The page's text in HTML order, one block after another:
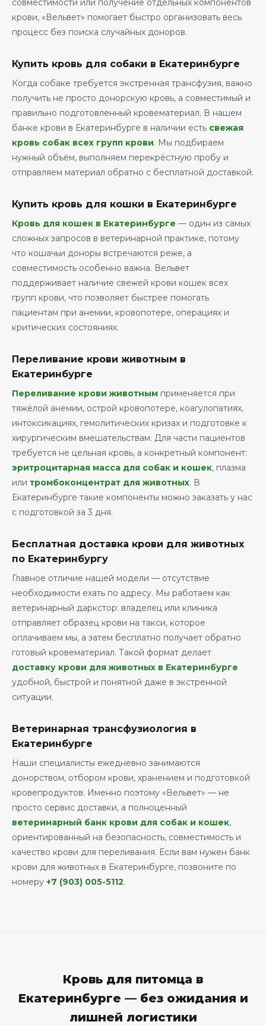
совместимости или получение отдельных компонентов
крови, «Вельвет» помогает быстро организовать весь
процесс без поиска случайных доноров.
Купить кровь для собаки в Екатеринбурге
Когда собаке требуется экстренная трансфузия, важно
получить не просто донорскую кровь, а совместимый и
правильно подготовленный кровематериал. В нашем
банке крови в Екатеринбурге в наличии есть свежая
кровь собак всех групп крови. Мы подбираем
нужный объём, выполняем перекрёстную пробу и
отправляем материал обратно с бесплатной доставкой.
Купить кровь для кошки в Екатеринбурге
Кровь для кошек в Екатеринбурге — один из самых
сложных запросов в ветеринарной практике, потому
что кошачьи доноры встречаются реже, а
совместимость особенно важна. Вельвет
поддерживает наличие свежей крови кошек всех
групп крови, что позволяет быстрее помогать
пациентам при анемии, кровопотере, операциях и
критических состояниях.
Переливание крови животным в
Екатеринбурге
Переливание крови животным применяется при
тяжёлой анемии, острой кровопотере, коагулопатиях,
интоксикациях, гемолитических кризах и подготовке к
хирургическим вмешательствам. Для части пациентов
требуется не цельная кровь, а конкретный компонент:
эритроцитарная масса для собак и кошек, плазма
или тромбоконцентрат для животных. В
Екатеринбурге такие компоненты можно заказать у нас
с подготовкой за 3 дня.
Бесплатная доставка крови для животных
по Екатеринбургу
Главное отличие нашей модели — отсутствие
необходимости ехать по адресу. Мы работаем как
ветеринарный даркстор: владелец или клиника
отправляет образец крови на такси, которое
оплачиваем мы, а затем бесплатно получает обратно
готовый кровематериал. Такой формат делает
доставку крови для животных в Екатеринбурге
удобной, быстрой и понятной даже в экстренной
ситуации.
Ветеринарная трансфузиология в
Екатеринбурге
Наши специалисты ежедневно занимаются
донорством, отбором крови, хранением и подготовкой
кровепродуктов. Именно поэтому «Вельвет» — не
просто сервис доставки, а полноценный
ветеринарный банк крови для собак и кошек,
ориентированный на безопасность, совместимость и
качество крови для переливания. Если вам нужен банк
крови для животных в Екатеринбурге, позвоните по
номеру +7 (903) 005-5112.
Кровь для питомца в
Екатеринбурге — без ожидания и
лишней логистики